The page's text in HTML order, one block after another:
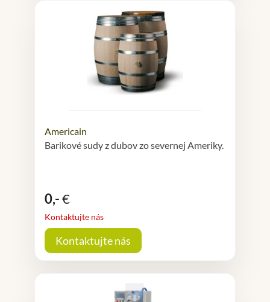
Americain
Barikové sudy z dubov zo severnej Ameriky.
0,-€
Kontaktujte nás
Kontaktujte nás